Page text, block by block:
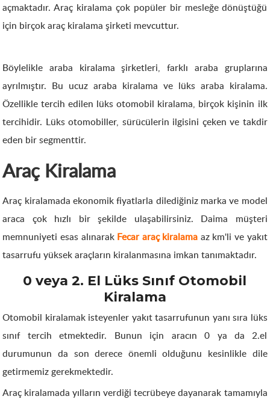
açmaktadır. Araç kiralama çok popüler bir mesleğe dönüştüğü
için birçok araç kiralama şirketi mevcuttur.
Böylelikle araba kiralama şirketleri, farklı araba gruplarına
ayrılmıştır. Bu ucuz araba kiralama ve lüks araba kiralama.
Özellikle tercih edilen lüks otomobil kiralama, birçok kişinin ilk
tercihidir. Lüks otomobiller, sürücülerin ilgisini çeken ve takdir
eden bir segmenttir.
Araç Kiralama
Araç kiralamada ekonomik fiyatlarla dilediğiniz marka ve model
araca çok hızlı bir şekilde ulaşabilirsiniz. Daima müşteri
memnuniyeti esas alınarak Fecar araç kiralama az km'li ve yakıt
tasarrufu yüksek araçların kiralanmasına imkan tanımaktadır.
0 veya 2. El Lüks Sınıf Otomobil
Kiralama
Otomobil kiralamak isteyenler yakıt tasarrufunun yanı sıra lüks
sınıf tercih etmektedir. Bunun için aracın 0 ya da 2.el
durumunun da son derece önemli olduğunu kesinlikle dile
getirmemiz gerekmektedir.
Araç kiralamada yılların verdiği tecrübeye dayanarak tamamıyla